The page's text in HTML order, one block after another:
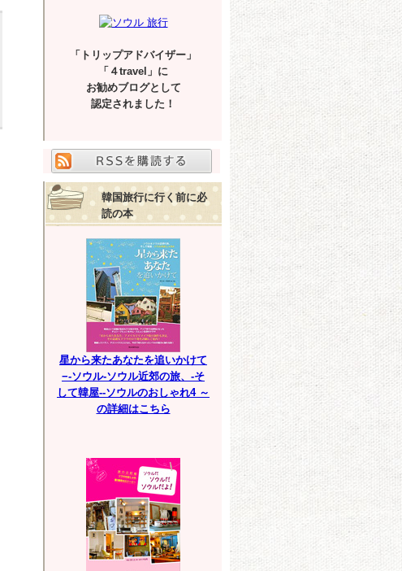
「トリップアドバイザー」
「４travel」に
お勧めブログとして
認定されました！
韓国旅行に行く前に必
読の本
星から来たあなたを追いかけて
−-ソウル-ソウル近郊の旅、-そ
して韓屋--ソウルのおしゃれ4 ～
の詳細はこちら